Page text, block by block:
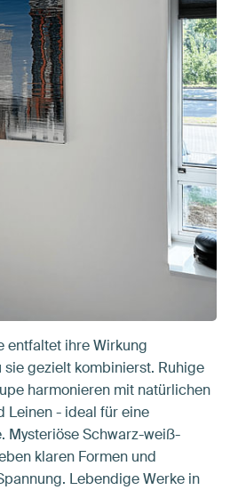
entfaltet ihre Wirkung
gezielt kombinierst. Ruhige
harmonieren mit natürlichen
Leinen - ideal für eine
Mysteriöse Schwarz-weiß-
klaren Formen und
Lebendige Werke in